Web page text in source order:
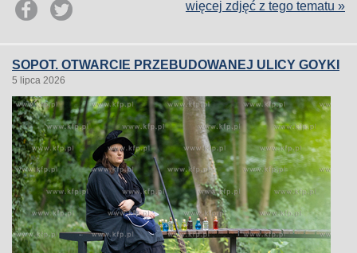
więcej zdjęć z tego tematu »
SOPOT. OTWARCIE PRZEBUDOWANEJ ULICY GOYKI
5 lipca 2026